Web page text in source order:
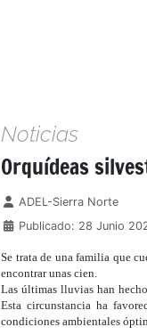
Noticias
Orquídeas
Detalles
ADEL-Sierra Norte
Publicado: 28 Junio
Se trata de una familia que
encontrar unas cien.
Las últimas lluvias han
Esta circunstancia ha
condiciones ambientales